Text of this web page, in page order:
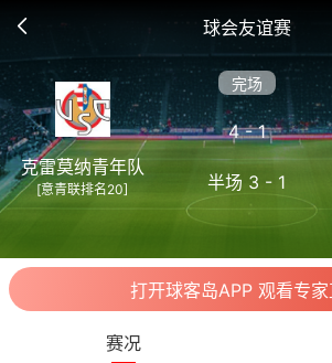
球会友谊赛
克雷莫纳青年队
[意青联排名20]
完场
4 - 1
半场 3 - 1
打开球客岛APP 观看专
赛况